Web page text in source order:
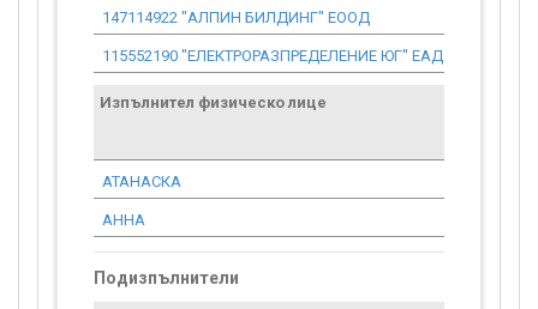
147114922 "АЛПИН БИЛДИНГ" ЕООД
115552190 "ЕЛЕКТРОРАЗПРЕДЕЛЕНИЕ ЮГ" ЕАД
Изпълнител физическо лице
АТАНАСКА
АННА
Подизпълнители